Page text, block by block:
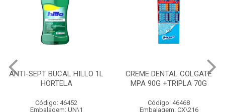
ANTI-SEPT BUCAL HILLO 1L
HORTELA
Código: 46452
Embalagem: UN\1
CREME DENTAL COLGATE
MPA 90G +TRIPLA 70G
Código: 46468
Embalagem: CX\216